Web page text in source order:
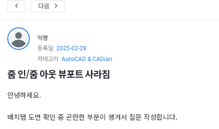
보
중
심
다음
익명
등록일: 2025-02-28
카테고리: AutoCAD & CADian
줌 인/줌 아웃 뷰포트 사라짐
안녕하세요.
배치탭 도면 확인 중 곤란한 부분이 생겨서 질문 작성합니다.